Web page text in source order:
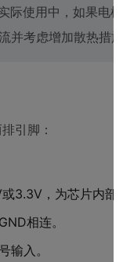
际使用中，如果
考虑增加散热措
引脚：
3.3V，为芯片内部
相连。
输入。